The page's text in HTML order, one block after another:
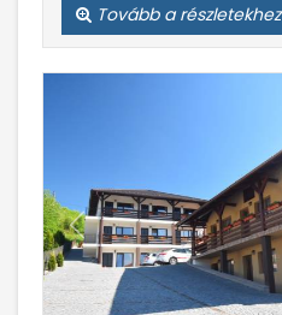
Tovább a részletekhez
Vissza